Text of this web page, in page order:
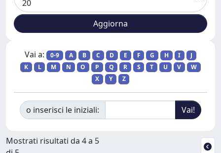
Vai a: 0-9 A B C D E F G H I
J
K
L M N O P Q R S T U V
W
X
Y Z
o inserisci le iniziali:
Mostrati risultati da 4 a 5